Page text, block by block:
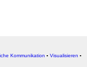
Kommunikation ▪ Visualisieren ▪